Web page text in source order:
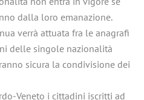
dalla loro emanazione.
verrà attuata fra le anagrafi
delle singole nazionalità
sicura la condivisione dei
Veneto i cittadini iscritti ad